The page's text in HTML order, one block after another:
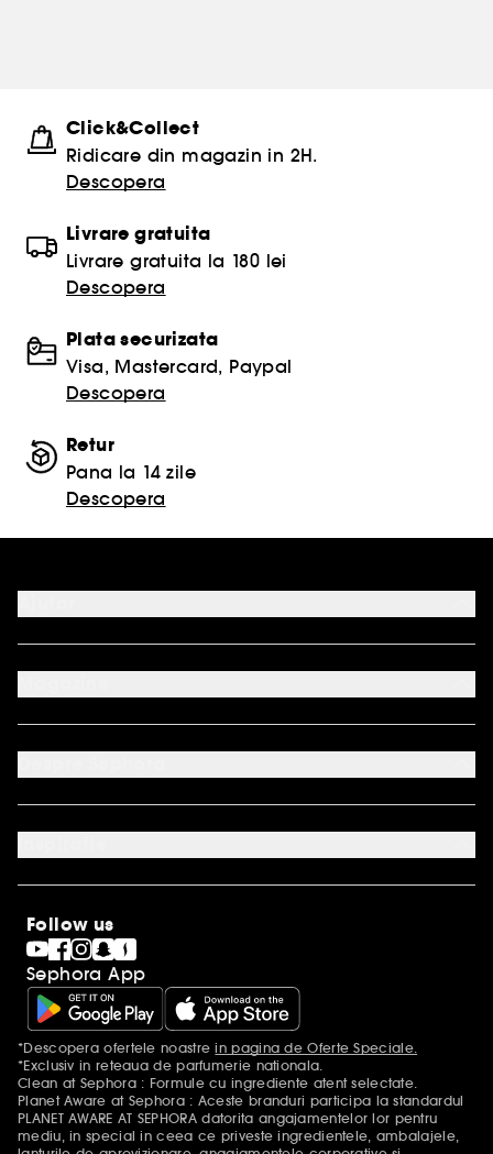
Click&Collect
Ridicare din magazin in 2H.
Descopera
Livrare gratuita
Livrare gratuita la 180 lei
Descopera
Plata securizata
Visa, Mastercard, Paypal
Descopera
Retur
Pana la 14 zile
Descopera
ANPC SAL
ANPC SOL
Contul meu
Protectia Consumatorilor - A.N.P.C.
Conditii de livrare
Retur produse
Regulament YSL Party
Descopera Sephora
Cariere
Premiul Sephora
Clean at Sephora
Black Friday la Sephora
Singles' Day la Sephora
Sitemap
Follow us
Sephora App
Mentiuni aditionale
*Descopera ofertele noastrein pagina de Oferte Speciale.
*Exclusiv in reteaua de parfumerie nationala.
Clean at Sephora : Formule cu ingrediente atent selectate.
Planet Aware at Sephora : Aceste branduri participa la standardul
PLANET AWARE AT SEPHORA datorita angajamentelor lor pentru
mediu, in special in ceea ce priveste ingredientele, ambalajele,